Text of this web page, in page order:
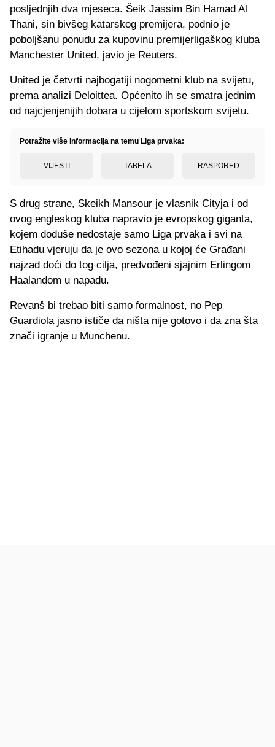
posljednjih dva mjeseca. Šeik Jassim Bin Hamad Al
Thani, sin bivšeg katarskog premijera, podnio je
poboljšanu ponudu za kupovinu premijerligaškog kluba
Manchester United, javio je Reuters.
United je četvrti najbogatiji nogometni klub na svijetu,
prema analizi Deloittea. Općenito ih se smatra jednim
od najcjenjenijih dobara u cijelom sportskom svijetu.
Potražite više informacija na temu Liga prvaka:
VIJESTI TABELA RASPORED
S drug strane, Skeikh Mansour je vlasnik Cityja i od
ovog engleskog kluba napravio je evropskog giganta,
kojem doduše nedostaje samo Liga prvaka i svi na
Etihadu vjeruju da je ovo sezona u kojoj će Građani
najzad doći do tog cilja, predvođeni sjajnim Erlingom
Haalandom u napadu.
Revanš bi trebao biti samo formalnost, no Pep
Guardiola jasno ističe da ništa nije gotovo i da zna šta
znači igranje u Munchenu.